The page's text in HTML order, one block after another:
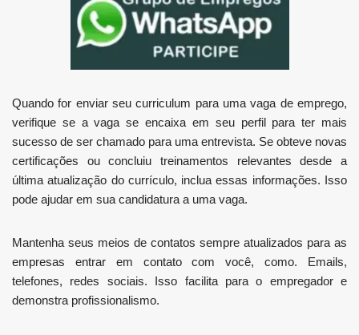
Quando for enviar seu curriculum para uma vaga de emprego,
verifique se a vaga se encaixa em seu perfil para ter mais
sucesso de ser chamado para uma entrevista. Se obteve novas
certificações ou concluiu treinamentos relevantes desde a
última atualização do currículo, inclua essas informações. Isso
pode ajudar em sua candidatura a uma vaga.
Mantenha seus meios de contatos sempre atualizados para as
empresas entrar em contato com você, como. Emails,
telefones, redes sociais. Isso facilita para o empregador e
demonstra profissionalismo.